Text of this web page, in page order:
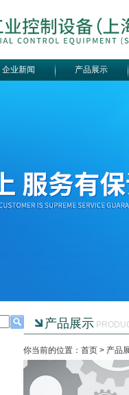
企业新闻 产品展示
产品展示
你当前的位置：首页 > 产品